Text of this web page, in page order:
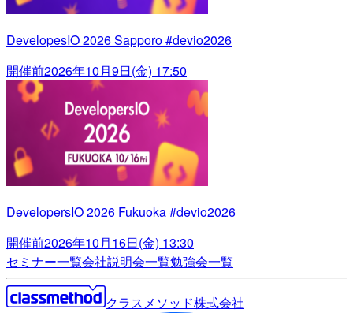
DevelopesIO 2026 Sapporo #devio2026
開催前2026年10月9日(金) 17:50
DevelopersIO 2026 Fukuoka #devio2026
開催前2026年10月16日(金) 13:30
セミナー一覧会社説明会一覧勉強会一覧
クラスメソッド株式会社